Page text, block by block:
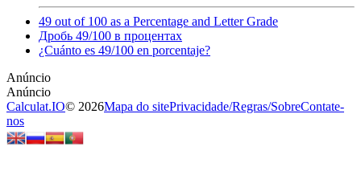
49 out of 100 as a Percentage and Letter Grade
Дробь 49/100 в процентах
¿Cuánto es 49/100 en porcentaje?
Calculat.IO© 2026Mapa do sitePrivacidade/Regras/SobreContate-
nos